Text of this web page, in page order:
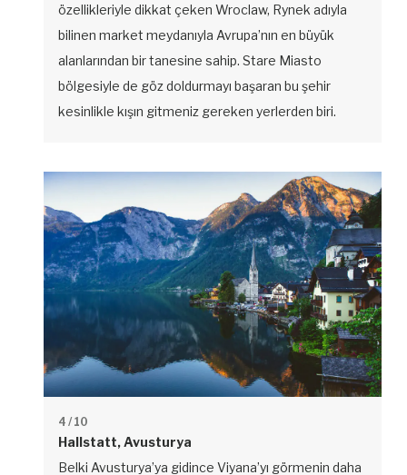
özellikleriyle dikkat çeken Wroclaw, Rynek adıyla
bilinen market meydanıyla Avrupa’nın en büyük
alanlarından bir tanesine sahip. Stare Miasto
bölgesiyle de göz doldurmayı başaran bu şehir
kesinlikle kışın gitmeniz gereken yerlerden biri.
4 / 10
Hallstatt, Avusturya
Belki Avusturya’ya gidince Viyana’yı görmenin daha